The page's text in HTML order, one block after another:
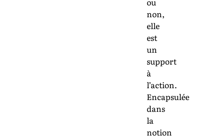
non,
elle
est
un
support
à
l’action.
Encapsulée
dans
la
notion